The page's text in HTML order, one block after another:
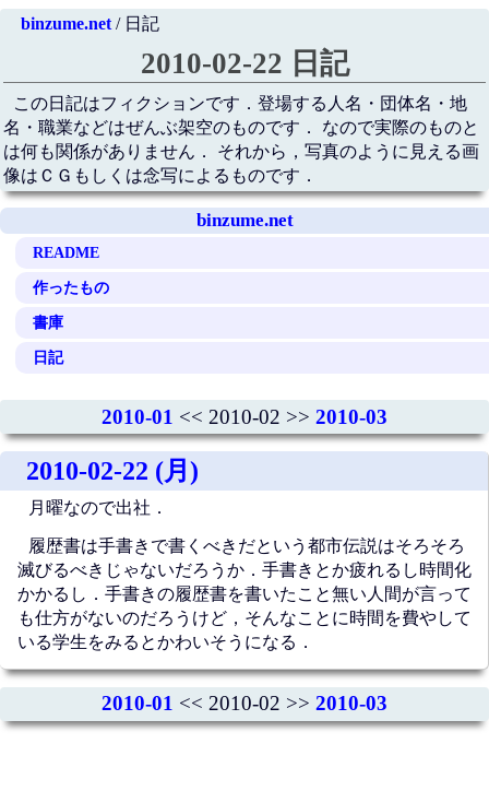
binzume.net/ 日記
2010-02-22 日記
この日記はフィクションです．登場する人名・団体名・地
名・職業などはぜんぶ架空のものです． なので実際のものと
は何も関係がありません． それから，写真のように見える画
像はＣＧもしくは念写によるものです．
binzume.net
README
作ったもの
書庫
日記
2010-01 << 2010-02 >> 2010-03
2010-02-22 (月)
月曜なので出社．
履歴書は手書きで書くべきだという都市伝説はそろそろ
滅びるべきじゃないだろうか．手書きとか疲れるし時間化
かかるし．手書きの履歴書を書いたこと無い人間が言って
も仕方がないのだろうけど，そんなことに時間を費やして
いる学生をみるとかわいそうになる．
2010-01 << 2010-02 >> 2010-03